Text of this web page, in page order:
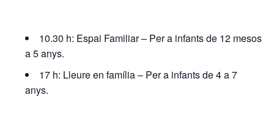
10.30 h: Espai Familiar – Per a infants de 12 mesos
a 5 anys.
17 h: Lleure en família – Per a infants de 4 a 7
anys.